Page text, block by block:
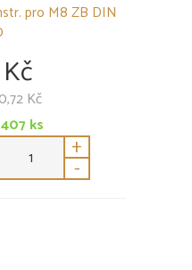
pro M8 ZB DIN
Kč
407ks
+
-